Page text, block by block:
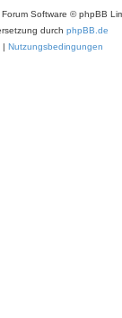
Software © phpBB
durch phpBB.de
| Nutzungsbedingungen